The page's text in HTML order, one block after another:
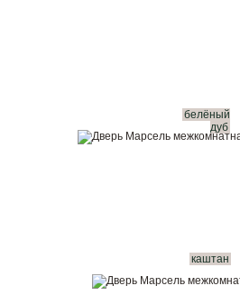
белёный
дуб
каштан